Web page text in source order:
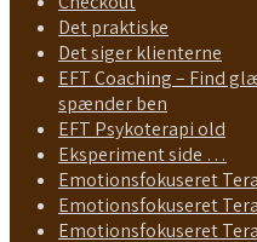
Det praktiske
Det siger klienterne
EFT Coaching – Find
spænder ben
EFT Psykoterapi old
Eksperiment side …
Emotionsfokuseret
Emotionsfokuseret
Emotionsfokuseret